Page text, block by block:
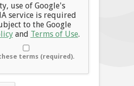
use of Google's
service is required
to the Google
and Terms of Use.
terms (required).